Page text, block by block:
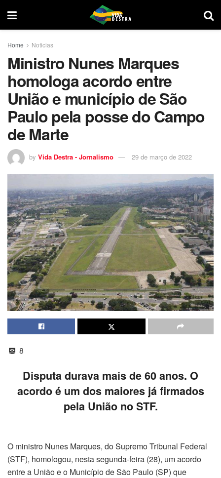
Home Noticias
Ministro Nunes Marques
homologa acordo entre
União e município de São
Paulo pela posse do Campo
de Marte
by Vida Destra - Jornalismo 29 de março de 2022
8
Disputa durava mais de 60 anos. O
acordo é um dos maiores já firmados
pela União no STF.
O ministro Nunes Marques, do Supremo Tribunal Federal
(STF), homologou, nesta segunda-feira (28), um acordo
entre a União e o Município de São Paulo (SP) que